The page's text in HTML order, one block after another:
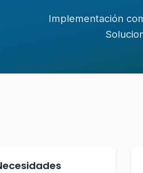
Implementación